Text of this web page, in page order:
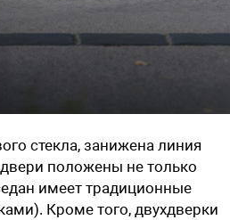
стекла, занижена линия
положены не только
имеет традиционные
Кроме того, двухдверки